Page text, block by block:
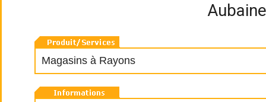
Magasins à Rayons